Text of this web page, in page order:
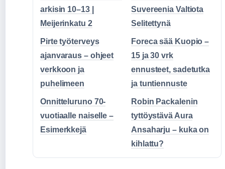
arkisin 10–13 |
Meijerinkatu 2
Suvereenia Valtiota
Selitettynä
Pirte työterveys
ajanvaraus – ohjeet
verkkoon ja
puhelimeen
Foreca sää Kuopio –
15 ja 30 vrk
ennusteet, sadetutka
ja tuntiennuste
Onnitteluruno 70-
vuotiaalle naiselle –
Esimerkkejä
Robin Packalenin
tyttöystävä Aura
Ansaharju – kuka on
kihlattu?